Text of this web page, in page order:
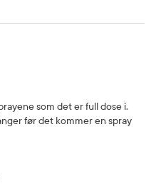
som det er full dose i.
før det kommer en spray